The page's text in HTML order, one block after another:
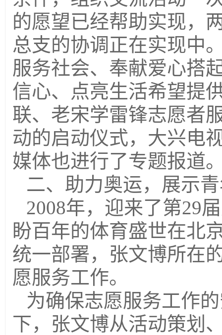
的愿望已经帮助实现，
总支的协调正在实现中
服务社会、奉献爱心搭
信心、点亮生活希望提
联、老宋学雷锋志愿者
动的启动仪式，大兴电
媒体也进行了专题报道
二、助力奥运，展示
2008年，迎来了第29
盼百年的体育盛世在北
统一部署，张文博所在
愿服务工作。
为确保志愿服务工作
下，张文博从活动策划